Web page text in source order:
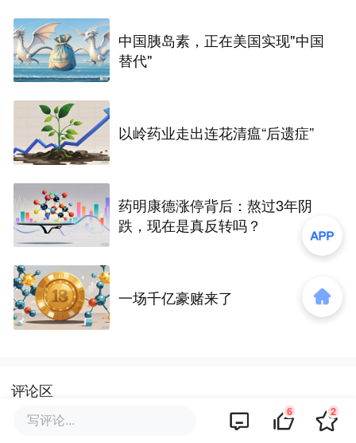
中国胰岛素，正在美国实现"中国
替代"
以岭药业走出连花清瘟“后遗症”
药明康德涨停背后：熬过3年阴
跌，现在是真反转吗？
一场千亿豪赌来了
评论区
写评论... 6 2